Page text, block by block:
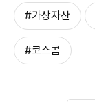
#가상자산
#코스콤